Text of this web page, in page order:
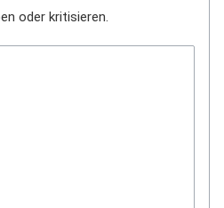
oder kritisieren.